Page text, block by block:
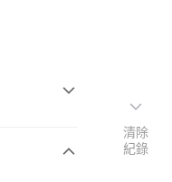
清除
紀錄